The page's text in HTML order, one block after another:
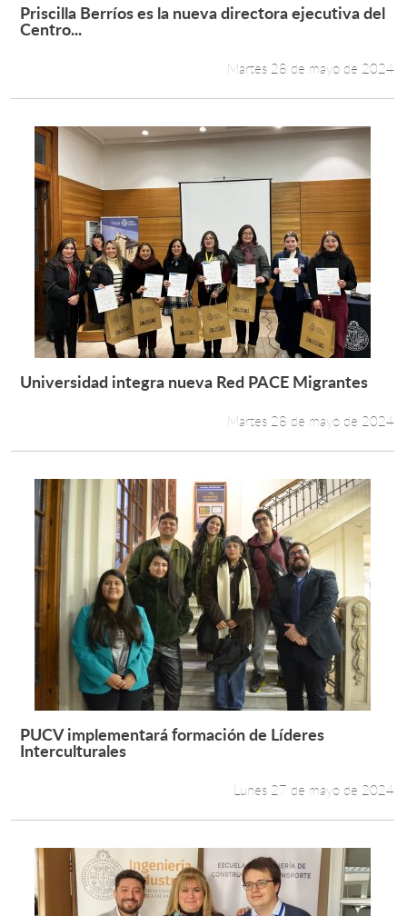
Leer más +
Priscilla Berríos es la nueva directora ejecutiva del
Centro...
Martes 28 de mayo de 2024
Leer más +
Universidad integra nueva Red PACE Migrantes
Martes 28 de mayo de 2024
Leer más +
PUCV implementará formación de Líderes
Interculturales
Lunes 27 de mayo de 2024